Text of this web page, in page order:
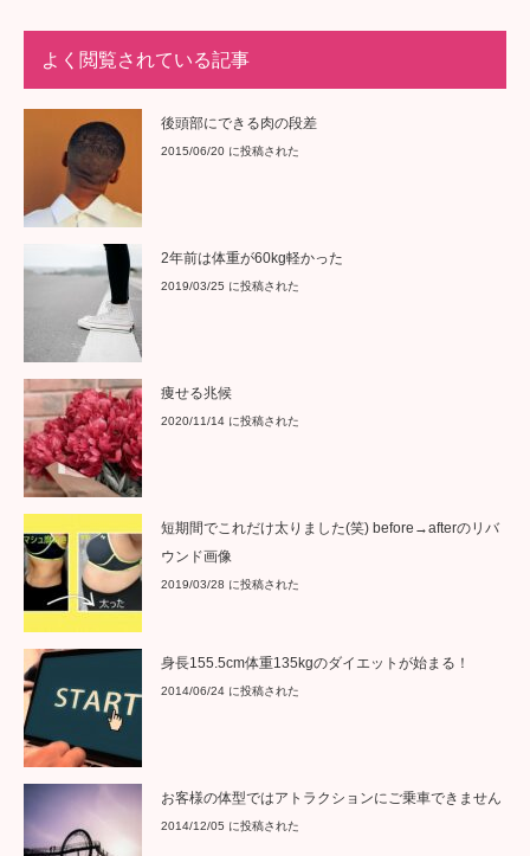
よく閲覧されている記事
後頭部にできる肉の段差
2015/06/20 に投稿された
2年前は体重が60kg軽かった
2019/03/25 に投稿された
痩せる兆候
2020/11/14 に投稿された
短期間でこれだけ太りました(笑) before→afterのリバ
ウンド画像
2019/03/28 に投稿された
身長155.5cm体重135kgのダイエットが始まる！
2014/06/24 に投稿された
お客様の体型ではアトラクションにご乗車できません
2014/12/05 に投稿された